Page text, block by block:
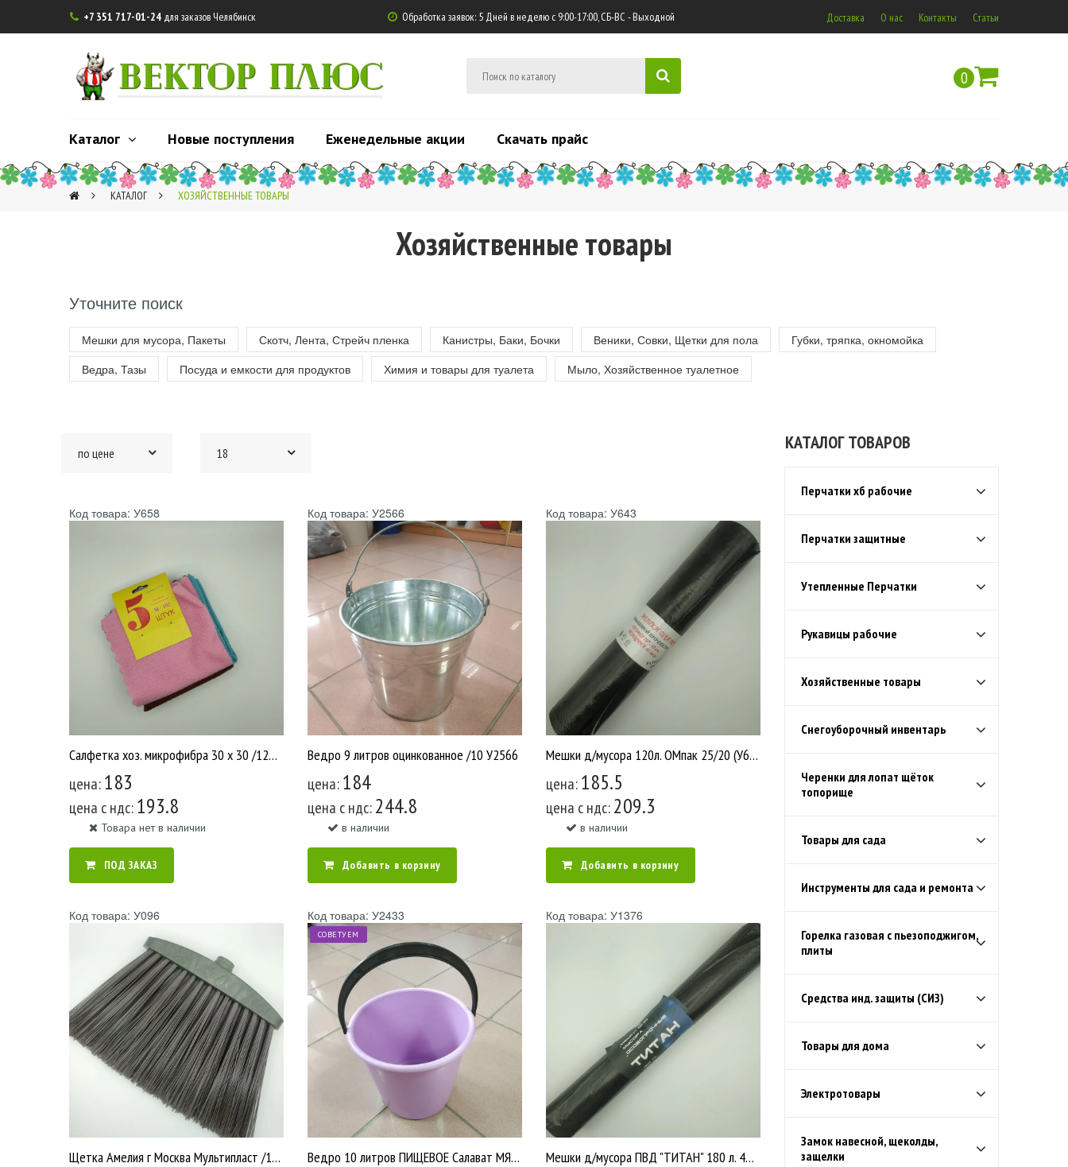
 +7 351 717-01-24 для заказов Челябинск  Обработка заявок: 5 Дней в неделю с 9:00-17:00, СБ-ВС - Выходной Доставка О нас Контакты Статьи
ВЕКТОР ПЛЮС 0
Каталог Новые поступления Еженедельные акции Скачать прайс
КАТАЛОГ ХОЗЯЙСТВЕННЫЕ ТОВАРЫ
Хозяйственные товары
Уточните поиск
Мешки для мусора, Пакеты Скотч, Лента, Стрейч пленка Канистры, Баки, Бочки Веники, Совки, Щетки для пола
Губки, тряпка, окномойка
Ведра, Тазы
Посуда и емкости для продуктов Химия и товары для туалета Мыло, Хозяйственное туалетное
по цене 18
Код товара: У658
Салфетка хоз. микрофибра 30 x 30 /120 У658
цена:183
цена c ндс:193.8
Товара нет в наличии
ПОД ЗАКАЗ
Код товара: У2566
Ведро 9 литров оцинкованное /10 У2566
цена:184
цена c ндс:244.8
в наличии
Добавить в корзину
Код товара: У643
Мешки д/мусора 120л. ОМпак 25/20 (У643)
цена:185.5
цена c ндс:209.3
в наличии
Добавить в корзину
Код товара: У096
Щетка Амелия г Москва Мультипласт /18 У096
Код товара: У2433
СОВЕТУЕМ
Ведро 10 литров ПИЩЕВОЕ Салават МЯГКОЕ /10 В10-01 У2433
Код товара: У1376
Мешки д/мусора ПВД "ТИТАН" 180 л. 45 мкрн 20 /10 У1376
КАТАЛОГ ТОВАРОВ
Перчатки хб рабочие
Перчатки защитные
Утепленные Перчатки
Рукавицы рабочие
Хозяйственные товары
Снегоуборочный инвентарь
Черенки для лопат щёток
топорище
Товары для сада
Инструменты для сада и ремонта
Горелка газовая с пьезоподжигом,
плиты
Средства инд. защиты (СИЗ)
Товары для дома
Электротовары
Замок навесной, щеколды,
защелки